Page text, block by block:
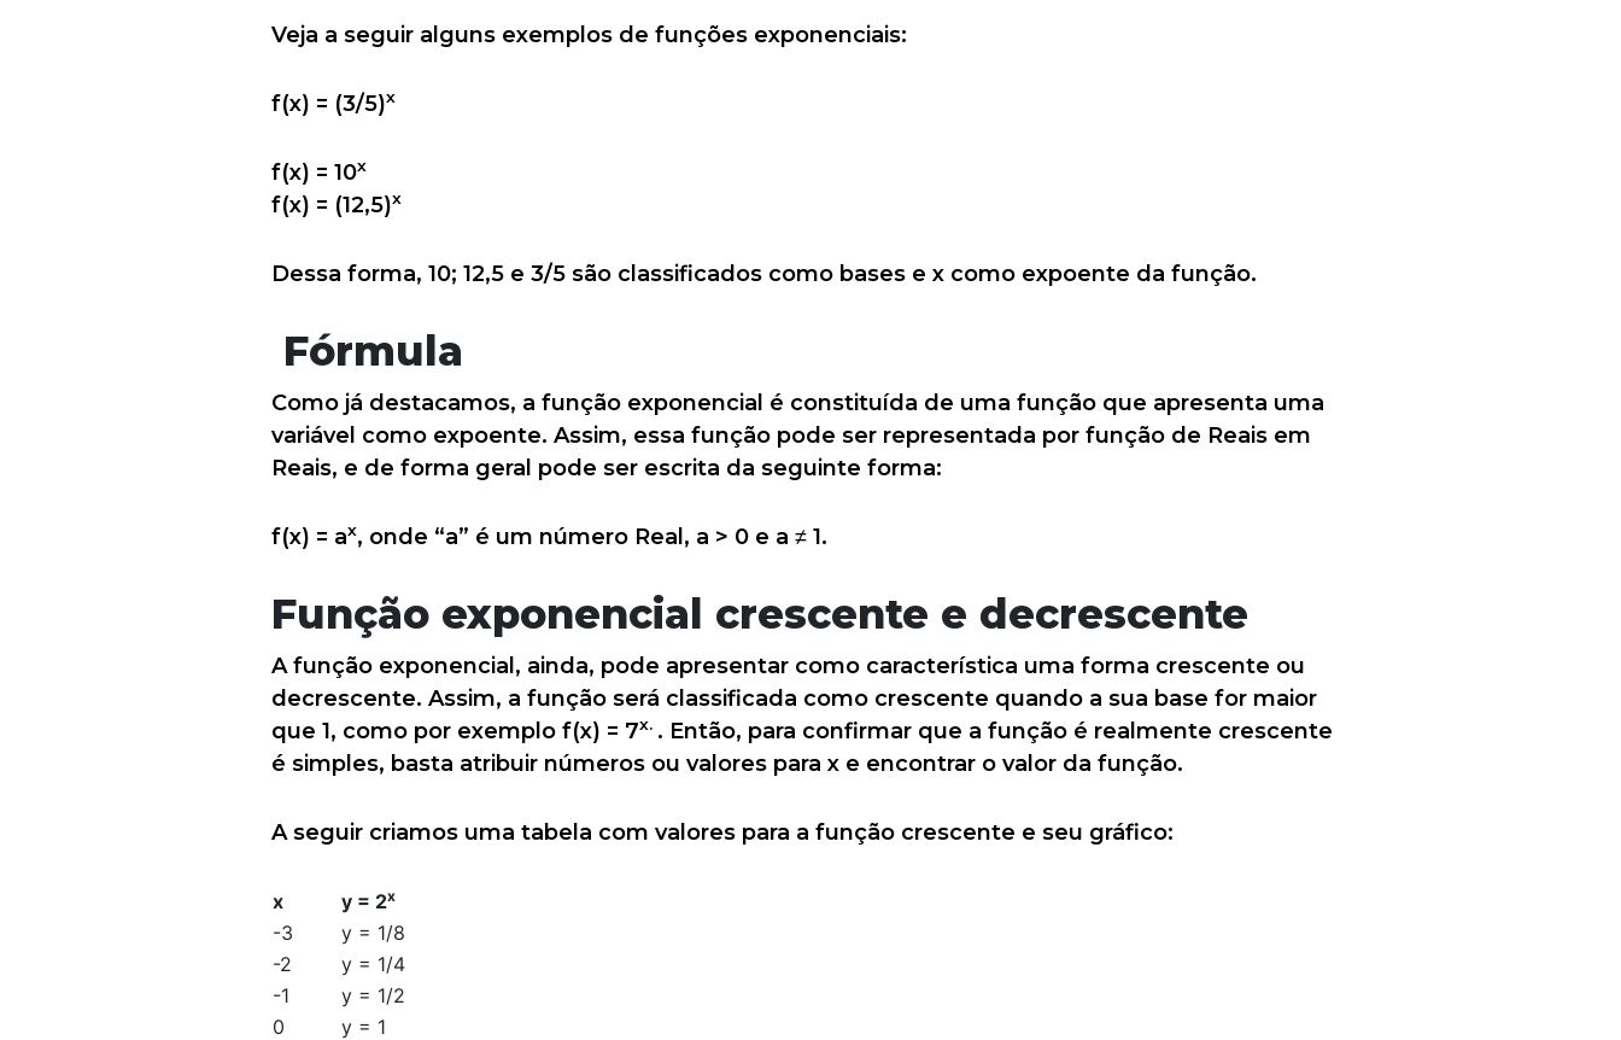
Veja a seguir alguns exemplos de funções exponenciais:
f(x) = (3/5)x
f(x) = 10x
f(x) = (12,5)x
Dessa forma, 10; 12,5 e 3/5 são classificados como bases e x como expoente da função.
Fórmula
Como já destacamos, a função exponencial é constituída de uma função que apresenta uma
variável como expoente. Assim, essa função pode ser representada por função de Reais em
Reais, e de forma geral pode ser escrita da seguinte forma:
f(x) = ax, onde “a” é um número Real, a > 0 e a ≠ 1.
Função exponencial crescente e decrescente
A função exponencial, ainda, pode apresentar como característica uma forma crescente ou
decrescente. Assim, a função será classificada como crescente quando a sua base for maior
que 1, como por exemplo f(x) = 7x. . Então, para confirmar que a função é realmente crescente
é simples, basta atribuir números ou valores para x e encontrar o valor da função.
A seguir criamos uma tabela com valores para a função crescente e seu gráfico:
x y = 2x
-3
y = 1/8
-2
y = 1/4
-1
y = 1/2
0
y = 1